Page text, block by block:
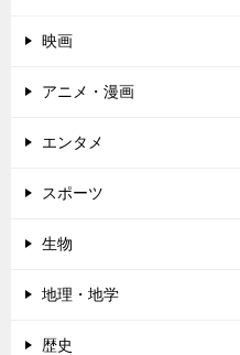
映画
アニメ・漫画
エンタメ
スポーツ
生物
地理・地学
歴史